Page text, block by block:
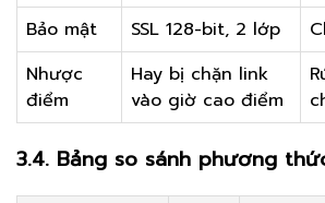
Bảo mật SSL 128-bit, 2 lớp
Nhược
điểm
Hay bị chặn link
vào giờ cao điểm
3.4. Bảng so sánh phương